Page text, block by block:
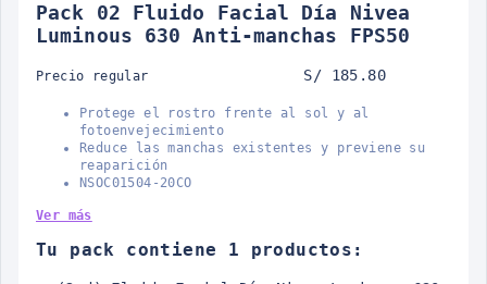
Pack 02 Fluido Facial Día Nivea
Luminous 630 Anti-manchas FPS50
Precio regular S/ 185.80
Protege el rostro frente al sol y al
fotoenvejecimiento
Reduce las manchas existentes y previene su
reaparición
NSOC01504-20CO
Ver más
Tu pack contiene 1 productos: